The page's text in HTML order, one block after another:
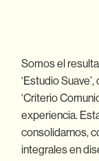
Somos el
‘Estudio
‘Criterio
experiencia.
consolidarnos,
integrales en